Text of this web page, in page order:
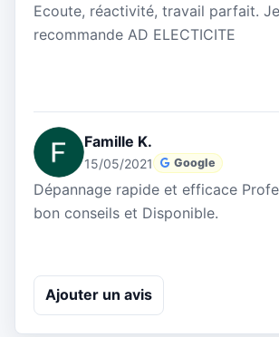
Ecoute, réactivité, travail parfait.
recommande AD ELECTICITE
Famille K.
15/05/2021 Google
Dépannage rapide et efficace
bon conseils et Disponible.
Ajouter un avis